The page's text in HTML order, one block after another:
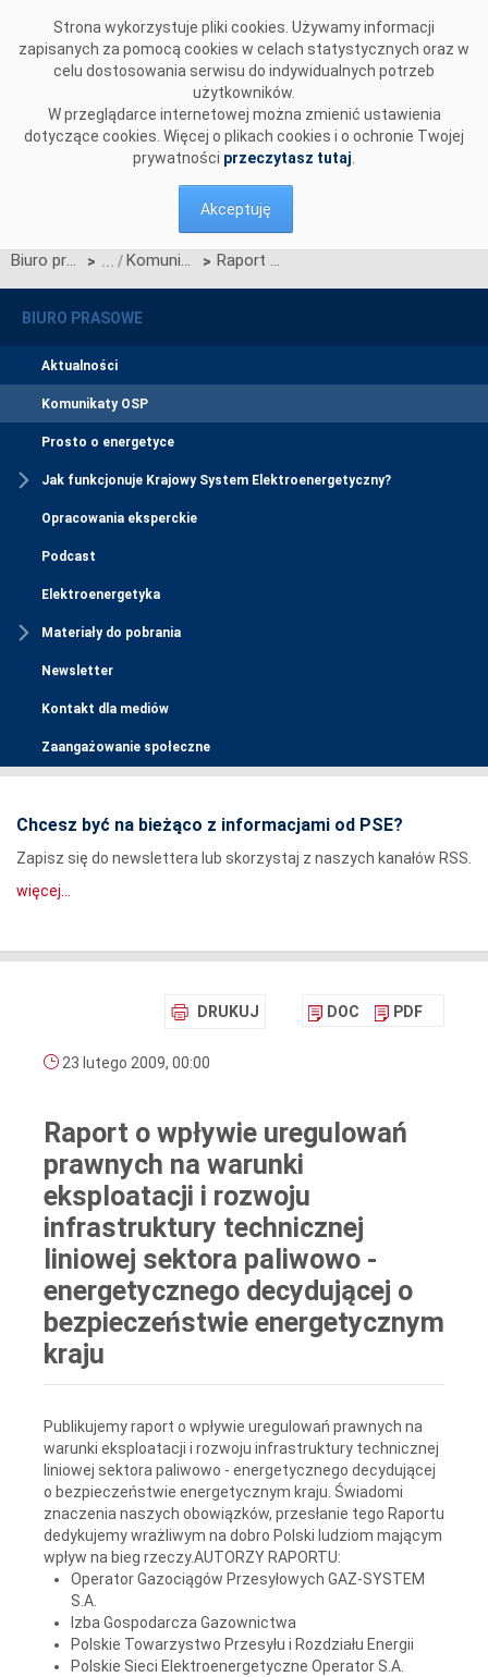
Strona wykorzystuje pliki cookies. Używamy informacji
zapisanych za pomocą cookies w celach statystycznych oraz w
celu dostosowania serwisu do indywidualnych potrzeb
użytkowników.
W przeglądarce internetowej można zmienić ustawienia
dotyczące cookies. Więcej o plikach cookies i o ochronie Twojej
prywatności przeczytasz tutaj
Akceptuję
Biuro prasowe > Komunikaty OSP > Raport o wpływie uregulowań prawnych na warunki eksploatacji i rozwoju infrastruktury technicznej liniowej sektora paliwowo - energetycznego decydującej o bezpieczeństwie energetycznym kraju
BIURO PRASOWE
Aktualności
Komunikaty OSP
Prosto o energetyce
Jak funkcjonuje Krajowy System Elektroenergetyczny?
Opracowania eksperckie
Podcast
Elektroenergetyka
Materiały do pobrania
Newsletter
Kontakt dla mediów
Zaangażowanie społeczne
Chcesz być na bieżąco z informacjami od PSE?
Zapisz się do newslettera lub skorzystaj z naszych kanałów RSS.
więcej...
DRUKUJ DOC PDF
23 lutego 2009, 00:00
Raport o wpływie uregulowań
prawnych na warunki
eksploatacji i rozwoju
infrastruktury technicznej
liniowej sektora paliwowo -
energetycznego decydującej o
bezpieczeństwie energetycznym
kraju
Publikujemy raport o wpływie uregulowań prawnych na
warunki eksploatacji i rozwoju infrastruktury technicznej
liniowej sektora paliwowo - energetycznego decydującej
o bezpieczeństwie energetycznym kraju. Świadomi
znaczenia naszych obowiązków, przesłanie tego Raportu
dedykujemy wrażliwym na dobro Polski ludziom mającym
wpływ na bieg rzeczy.AUTORZY RAPORTU:
Operator Gazociągów Przesyłowych GAZ-SYSTEM
S.A.
Izba Gospodarcza Gazownictwa
Polskie Towarzystwo Przesyłu i Rozdziału Energii
Polskie Sieci Elektroenergetyczne Operator S.A.